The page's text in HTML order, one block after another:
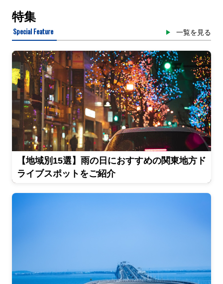
特集
Special Feature 一覧を見る
【地域別15選】雨の日におすすめの関東地方ド
ライブスポットをご紹介